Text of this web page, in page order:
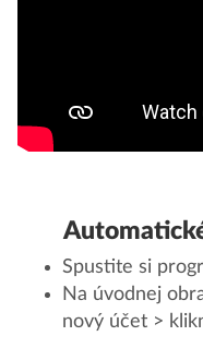
Spustite si
Na úvodnej
nový účet >